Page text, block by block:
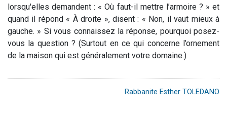
lorsqu'elles demandent : « Où faut-il mettre l’armoire ? » et
quand il répond « À droite », disent : « Non, il vaut mieux à
gauche. » Si vous connaissez la réponse, pourquoi posez-
vous la question ? (Surtout en ce qui concerne l’ornement
de la maison qui est généralement votre domaine.)
Rabbanite Esther TOLEDANO